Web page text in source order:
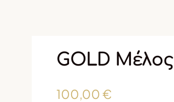
GOLD Μέλος
100,00 €